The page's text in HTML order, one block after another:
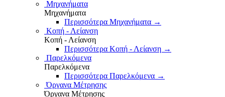
Μηχανήματα
Μηχανήματα
Περισσότερα Μηχανήματα →
Κοπή - Λείανση
Κοπή - Λείανση
Περισσότερα Κοπή - Λείανση →
Παρελκόμενα
Παρελκόμενα
Περισσότερα Παρελκόμενα →
Όργανα Μέτρησης
Όργανα Μέτρησης